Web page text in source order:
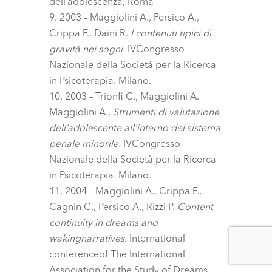
dell’adolescenza, Roma
2003 – Maggiolini A., Persico A.,
Crippa F., Daini R. I contenuti tipici di
gravità nei sogni. IVCongresso
Nazionale della Società per la Ricerca
in Psicoterapia. Milano.
2003 – Trionfi C., Maggiolini A.
Maggiolini A., Strumenti di valutazione
dell’adolescente all’interno del sistema
penale minorile. IVCongresso
Nazionale della Società per la Ricerca
in Psicoterapia. Milano.
2004 – Maggiolini A., Crippa F.,
Cagnin C., Persico A., Rizzi P. Content
continuity in dreams and
wakingnarratives. International
conferenceof The International